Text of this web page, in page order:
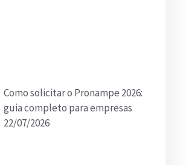
Como solicitar o Pronampe 2026:
guia completo para empresas
22/07/2026